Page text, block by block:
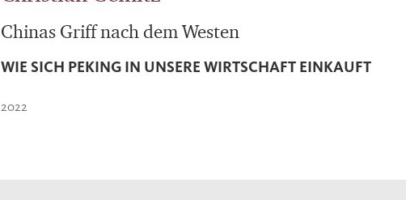
Chinas Griff nach dem Westen
WIE SICH PEKING IN UNSERE WIRTSCHAFT EINKAUFT
2022